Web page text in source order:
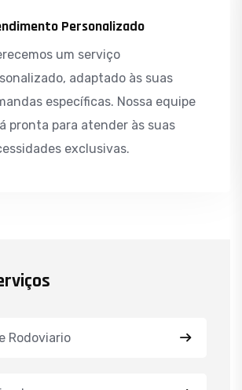
Personalizado
um serviço
adaptado às suas
específicas. Nossa equipe
pronta para atender às suas
exclusivas.
Rodoviario